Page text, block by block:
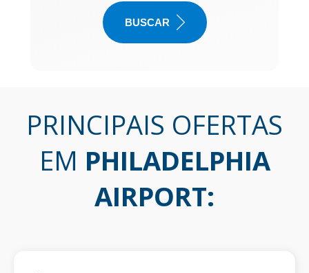
BUSCAR
PRINCIPAIS OFERTAS
EM PHILADELPHIA
AIRPORT: